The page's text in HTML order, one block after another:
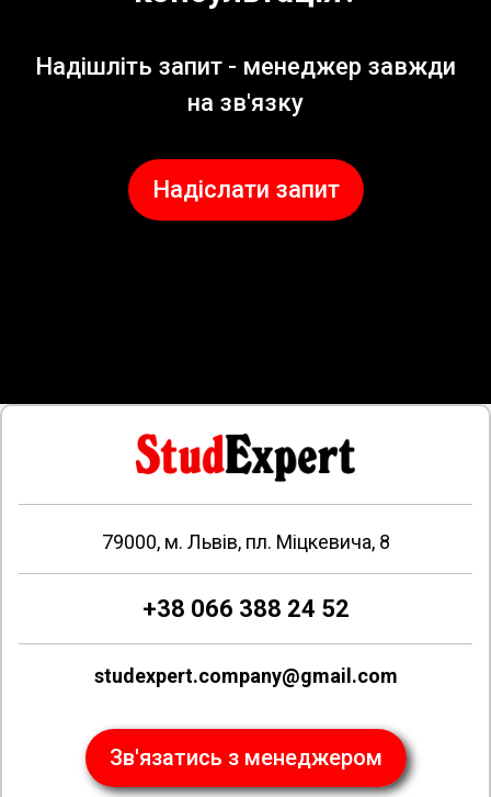
Надішліть запит - менеджер завжди
на зв'язку
Надіслати запит
79000, м. Львів, пл. Міцкевича, 8
+38 066 388 24 52
studexpert.company@gmail.com
Зв'язатись з менеджером